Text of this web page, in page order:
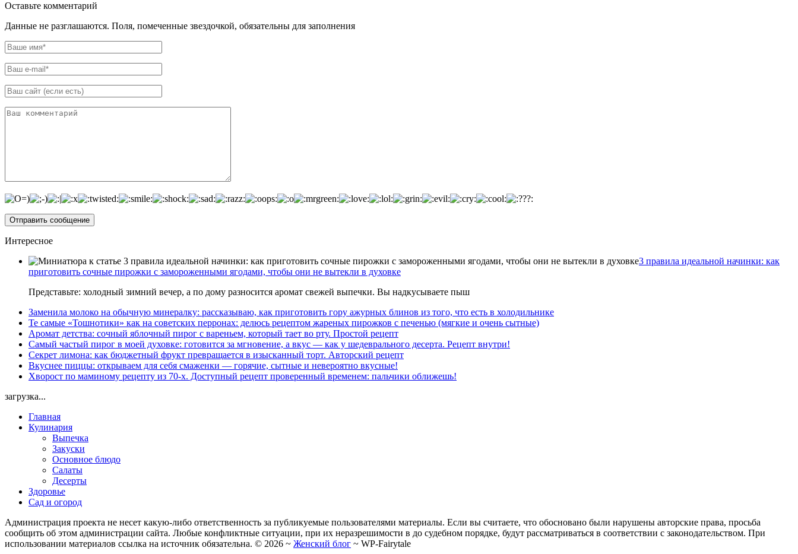
Оставьте комментарий
Данные не разглашаются. Поля, помеченные звездочкой, обязательны для заполнения
Интересное
3 правила идеальной начинки: как
приготовить сочные пирожки с замороженными ягодами, чтобы они не вытекли в духовке
Представьте: холодный зимний вечер, а по дому разносится аромат свежей выпечки. Вы надкусываете пыш
Заменила молоко на обычную минералку: рассказываю, как приготовить гору ажурных блинов из того, что есть в холодильнике
Те самые «Тошнотики» как на советских перронах: делюсь рецептом жареных пирожков с печенью (мягкие и очень сытные)
Аромат детства: сочный яблочный пирог с вареньем, который тает во рту. Простой рецепт
Самый частый пирог в моей духовке: готовится за мгновение, а вкус — как у шедеврального десерта. Рецепт внутри!
Секрет лимона: как бюджетный фрукт превращается в изысканный торт. Авторский рецепт
Вкуснее пиццы: открываем для себя смаженки — горячие, сытные и невероятно вкусные!
Хворост по маминому рецепту из 70-х. Доступный рецепт проверенный временем: пальчики оближешь!
загрузка...
Главная
Кулинария
Выпечка
Закуски
Основное блюдо
Салаты
Десерты
Здоровье
Сад и огород
Администрация проекта не несет какую-либо ответственность за публикуемые пользователями материалы. Если вы считаете, что обосновано были нарушены авторские права, просьба
сообщить об этом администрации сайта. Любые конфликтные ситуации, при их неразрешимости в до судебном порядке, будут рассматриваться в соответствии с законодательством. При
использовании материалов ссылка на источник обязательна. © 2026 ~ Женский блог ~ WP-Fairytale